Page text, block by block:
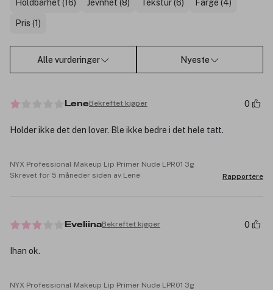
Holdbarhet (16) Jevnhet (8) Tekstur (6) Farge (4)
Pris (1)
Alle vurderinger Nyeste
LeneBekreftet kjøper 0
Holder ikke det den lover. Ble ikke bedre i det hele tatt.
NYX Professional Makeup Lip Primer Nude LPR01 3g
Skrevet for 5 måneder siden av Lene
Rapportere
EveliinaBekreftet kjøper 0
Ihan ok.
NYX Professional Makeup Lip Primer Nude LPR01 3g